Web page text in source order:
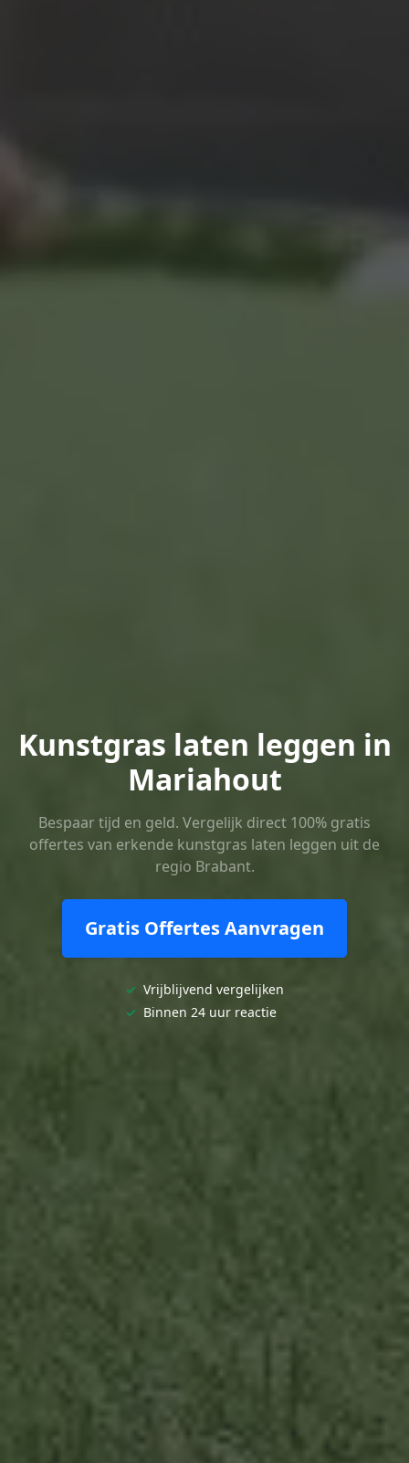
Kunstgras laten leggen in
Mariahout
Bespaar tijd en geld. Vergelijk direct 100% gratis
offertes van erkende kunstgras laten leggen uit de
regio Brabant.
Gratis Offertes Aanvragen
✓ Vrijblijvend vergelijken
✓ Binnen 24 uur reactie